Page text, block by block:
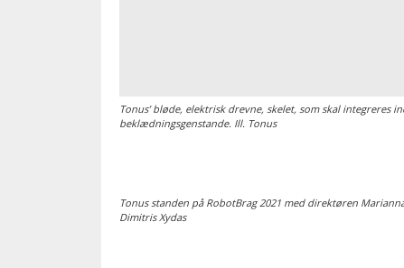
Tonus’ bløde, elektrisk drevne, skelet, som skal integreres
beklædningsgenstande. Ill. Tonus
Tonus standen på RobotBrag 2021 med direktøren
Dimitris Xydas